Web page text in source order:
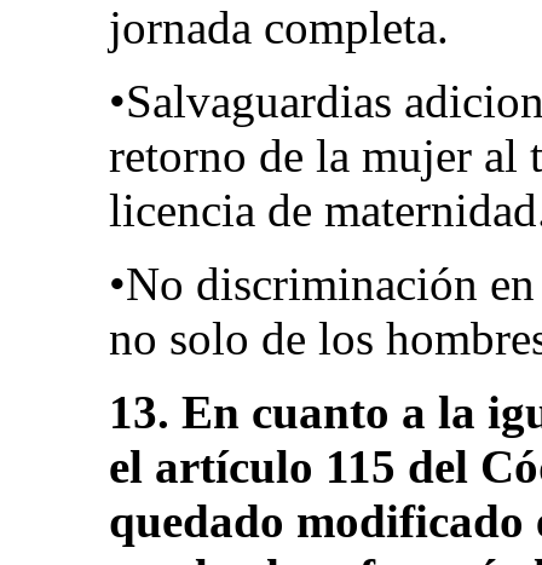
jornada completa.
•Salvaguardias
retorno de la mujer al
licencia de
•No discriminación
no solo de los
13. En cuanto a la
el artículo 115 del
quedado